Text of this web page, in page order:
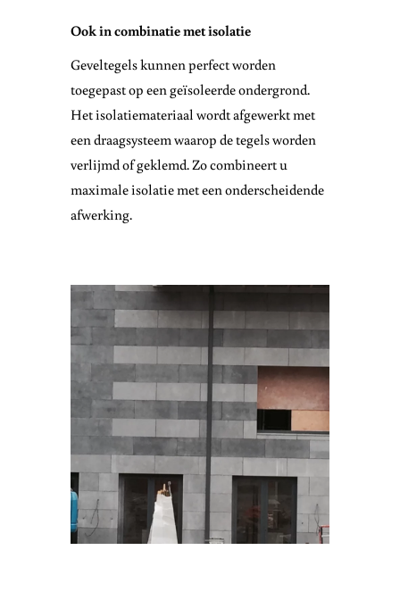
Ook in combinatie met isolatie
Geveltegels kunnen perfect worden
toegepast op een geïsoleerde ondergrond.
Het isolatiemateriaal wordt afgewerkt met
een draagsysteem waarop de tegels worden
verlijmd of geklemd. Zo combineert u
maximale isolatie met een onderscheidende
afwerking.